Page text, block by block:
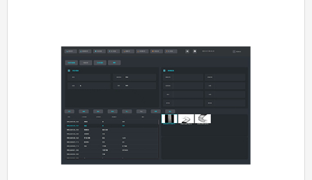
联系方式
CONTACT INFO
service@flytech-image.com
地址：江苏省常州市武进区牛塘镇虹西路180号2号楼五层
立即联系我们